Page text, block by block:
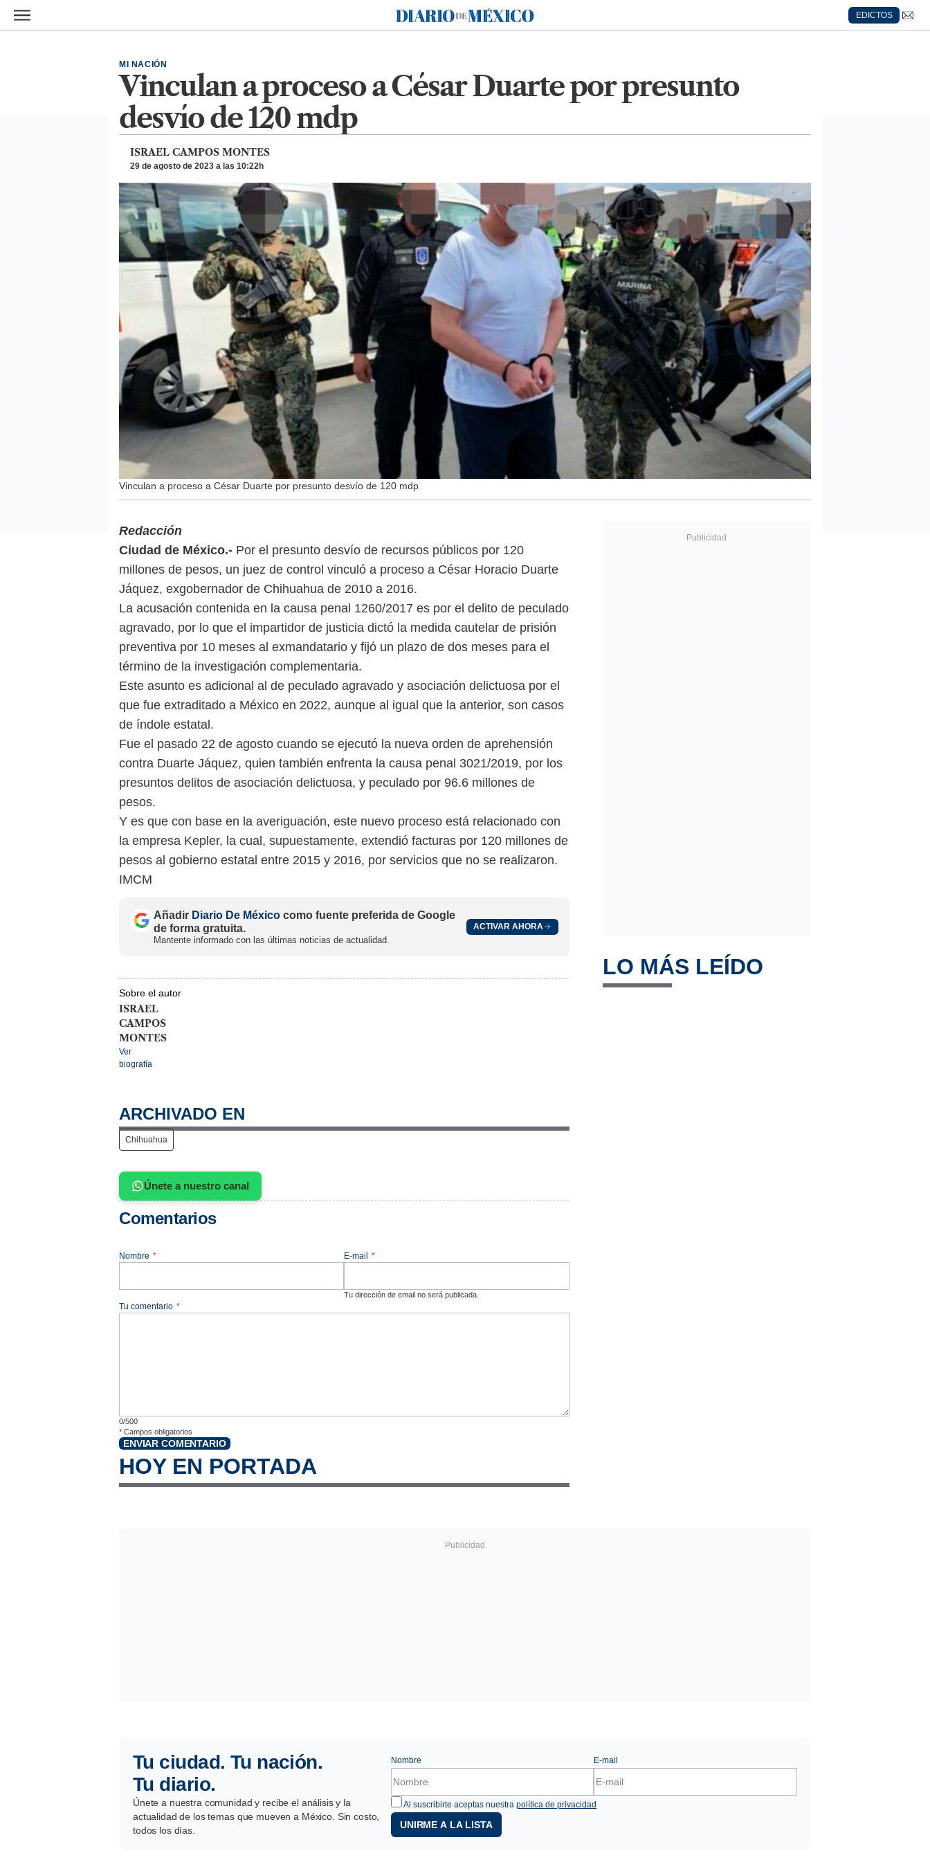
Ir al contenido principal
Diario de México
EDICTOS
Vinculan a proceso a César Duarte por presunto
desvío de 120 mdp
MI NACIÓN
ISRAEL CAMPOS MONTES
29 de agosto de 2023 a las 10:22h
Vinculan a proceso a César Duarte por presunto desvío de 120 mdp
Redacción
Ciudad de México.- Por el presunto desvío de recursos públicos por 120
millones de pesos, un juez de control vinculó a proceso a César Horacio Duarte
Jáquez, exgobernador de Chihuahua de 2010 a 2016.
La acusación contenida en la causa penal 1260/2017 es por el delito de peculado
agravado, por lo que el impartidor de justicia dictó la medida cautelar de prisión
preventiva por 10 meses al exmandatario y fijó un plazo de dos meses para el
término de la investigación complementaria.
Este asunto es adicional al de peculado agravado y asociación delictuosa por el
que fue extraditado a México en 2022, aunque al igual que la anterior, son casos
de índole estatal.
Fue el pasado 22 de agosto cuando se ejecutó la nueva orden de aprehensión
contra Duarte Jáquez, quien también enfrenta la causa penal 3021/2019, por los
presuntos delitos de asociación delictuosa, y peculado por 96.6 millones de
pesos.
Y es que con base en la averiguación, este nuevo proceso está relacionado con
la empresa Kepler, la cual, supuestamente, extendió facturas por 120 millones de
pesos al gobierno estatal entre 2015 y 2016, por servicios que no se realizaron.
IMCM
Añadir Diario De México como fuente preferida de Google
de forma gratuita.
Mantente informado con las últimas noticias de actualidad.
ACTIVAR AHORA
Sobre el autor
ISRAEL
CAMPOS
MONTES
Ver
biografía
ARCHIVADO EN
Chihuahua
Únete a nuestro canal
Comentarios
Nombre * E-mail *
Tu dirección de email no será publicada.
Tu comentario *
0/500
* Campos obligatorios
ENVIAR COMENTARIO
HOY EN PORTADA
LO MÁS LEÍDO
Tu ciudad. Tu nación.
Tu diario.
Únete a nuestra comunidad y recibe el análisis y la
actualidad de los temas que mueven a México. Sin costo,
todos los días.
Nombre E-mail
Al suscribirte aceptas nuestra política de privacidad
UNIRME A LA LISTA